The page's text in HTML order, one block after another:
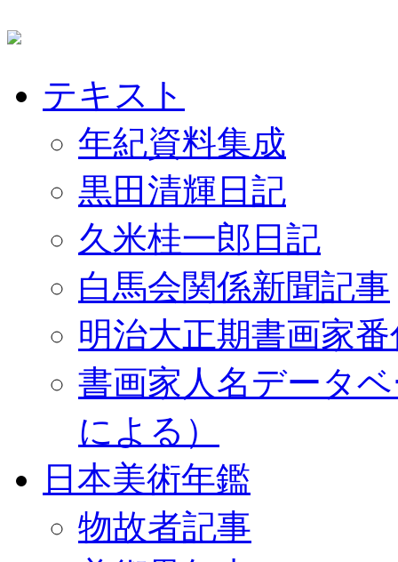
テキスト
年紀資料集成
黒田清輝日記
久米桂一郎日記
白馬会関係新聞記事
明治大正期書画家
書画家人名データ
による）
日本美術年鑑
物故者記事